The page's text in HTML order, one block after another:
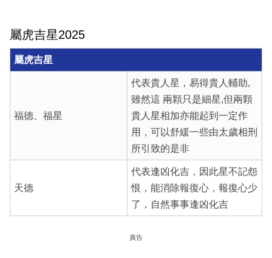
屬虎吉星2025
屬虎吉星
福德、福星
代表貴人星，易得貴人輔助,
雖然這 兩顆只是細星,但兩顆
貴人星相加亦能起到一定作
用，可以舒緩一些由太歲相刑
所引致的是非
天德
代表逢凶化吉，因此星不記怨
恨，能消除報復心，報復心少
了，自然事事逢凶化吉
廣告